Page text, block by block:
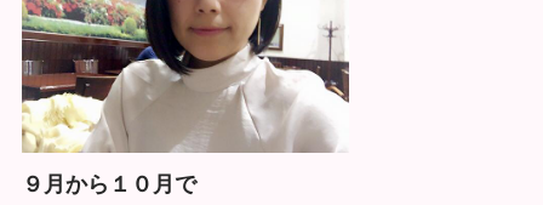
９月から１０月で